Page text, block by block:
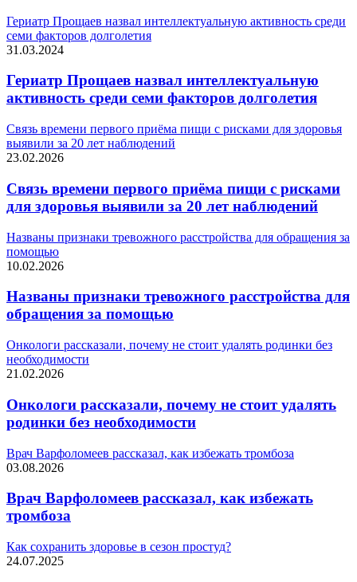
Гериатр Прощаев назвал интеллектуальную активность среди
семи факторов долголетия
31.03.2024
Гериатр Прощаев назвал интеллектуальную
активность среди семи факторов долголетия
Связь времени первого приёма пищи с рисками для здоровья
выявили за 20 лет наблюдений
23.02.2026
Связь времени первого приёма пищи с рисками
для здоровья выявили за 20 лет наблюдений
Названы признаки тревожного расстройства для обращения за
помощью
10.02.2026
Названы признаки тревожного расстройства для
обращения за помощью
Онкологи рассказали, почему не стоит удалять родинки без
необходимости
21.02.2026
Онкологи рассказали, почему не стоит удалять
родинки без необходимости
Врач Варфоломеев рассказал, как избежать тромбоза
03.08.2026
Врач Варфоломеев рассказал, как избежать
тромбоза
Как сохранить здоровье в сезон простуд?
24.07.2025